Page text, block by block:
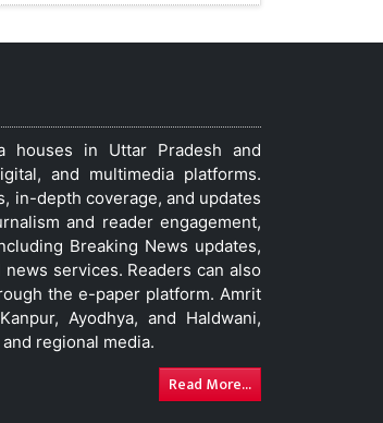
houses in Uttar Pradesh and
and multimedia platforms.
in-depth coverage, and updates
and reader engagement,
Breaking News updates,
services. Readers can also
the e-paper platform. Amrit
Ayodhya, and Haldwani,
regional media.
Read More...